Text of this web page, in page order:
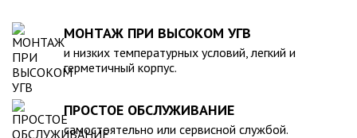
МОНТАЖ ПРИ ВЫСОКОМ УГВ
и низких температурных условий, легкий и
герметичный корпус.
ПРОСТОЕ ОБСЛУЖИВАНИЕ
самостоятельно или сервисной службой.